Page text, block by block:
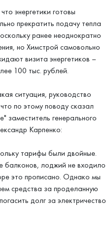
энергетики готовы
прекратить подачу тепла
ранее неоднократно
но Химстрой самовольно
визита энергетиков –
100 тыс. рублей.
ситуация, руководство
по этому поводу сказал
заместитель генерального
Карпенко:
тарифы были двойные.
балконов, лоджий не входило
это прописано. Однако мы
средства за проделанную
долг за электричество